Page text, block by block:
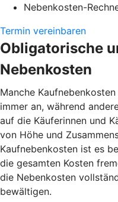
Nebenkosten-
Termin vereinbaren
Obligatorische
Nebenkosten
Manche
immer an, während
auf die Käuferinnen und
von Höhe und
Kaufnebenkosten ist es
die gesamten Kosten
die Nebenkosten
bewältigen.